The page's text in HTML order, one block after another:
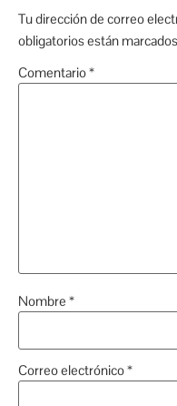
Tu dirección de correo
obligatorios están
Comentario*
Nombre *
Correo electrónico*